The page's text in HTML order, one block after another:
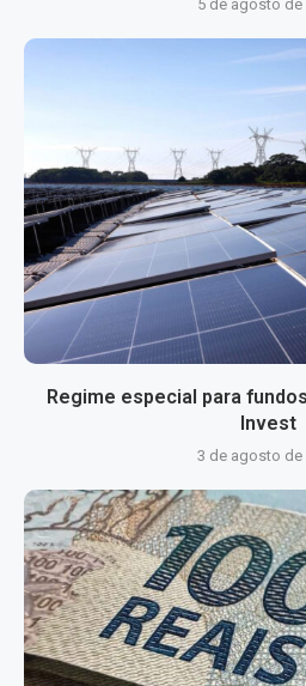
5 de agosto de
Regime especial para
Invest
3 de agosto de